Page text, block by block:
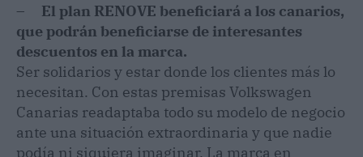
– El plan RENOVE beneficiará a los canarios,
que podrán beneficiarse de interesantes
descuentos en la marca.
Ser solidarios y estar donde los clientes más lo
necesitan. Con estas premisas Volkswagen
Canarias readaptaba todo su modelo de negocio
ante una situación extraordinaria y que nadie
podía ni siquiera imaginar. La marca en